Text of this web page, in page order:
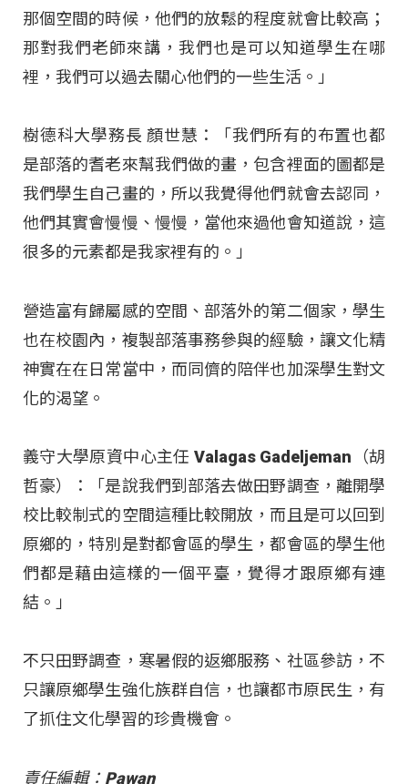
那個空間的時候，他們的放鬆的程度就會比較高；
那對我們老師來講，我們也是可以知道學生在哪
裡，我們可以過去關心他們的一些生活。」
樹德科大學務長 顏世慧：「我們所有的布置也都
是部落的耆老來幫我們做的畫，包含裡面的圖都是
我們學生自己畫的，所以我覺得他們就會去認同，
他們其實會慢慢、慢慢，當他來過他會知道說，這
很多的元素都是我家裡有的。」
營造富有歸屬感的空間、部落外的第二個家，學生
也在校園內，複製部落事務參與的經驗，讓文化精
神實在在日常當中，而同儕的陪伴也加深學生對文
化的渴望。
義守大學原資中心主任 Valagas Gadeljeman（胡
哲豪）：「是說我們到部落去做田野調查，離開學
校比較制式的空間這種比較開放，而且是可以回到
原鄉的，特別是對都會區的學生，都會區的學生他
們都是藉由這樣的一個平臺，覺得才跟原鄉有連
結。」
不只田野調查，寒暑假的返鄉服務、社區參訪，不
只讓原鄉學生強化族群自信，也讓都市原民生，有
了抓住文化學習的珍貴機會。
責任編輯：Pawan